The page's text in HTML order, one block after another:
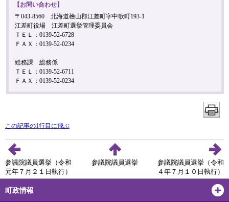
【お問い合わせ】
〒043-8560 北海道檜山郡江差町字中歌町193-1
江差町役場 江差町選挙管理委員会
ＴＥＬ：0139-52-6728
ＦＡＸ：0139-52-0234
総務課 総務係
ＴＥＬ：0139-52-6711
ＦＡＸ：0139-52-0234
この記事の1行目に飛ぶ
参議院議員選挙（令和
元年７月２１日執行）
参議院議員選挙
参議院議員選挙（令和
４年７月１０日執行）
町政情報